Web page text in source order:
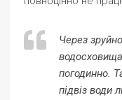
Через
погодинно.
підвіз води